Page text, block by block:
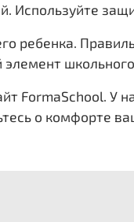
Используйте
ребенка.
FormaSchool. У
о комфорте